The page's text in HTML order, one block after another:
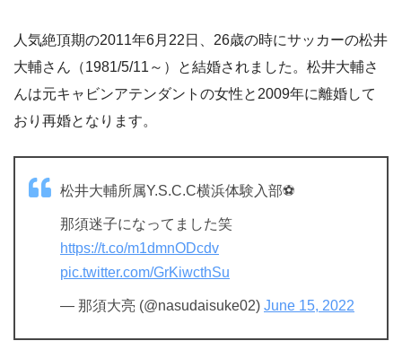
人気絶頂期の2011年6月22日、26歳の時にサッカーの松井
大輔さん（1981/5/11～）と結婚されました。松井大輔さ
んは元キャビンアテンダントの女性と2009年に離婚して
おり再婚となります。
松井大輔所属Y.S.C.C横浜体験入部⚽️
那須迷子になってました笑
https://t.co/m1dmnODcdv
pic.twitter.com/GrKiwcthSu
— 那須大亮 (@nasudaisuke02) June 15, 2022